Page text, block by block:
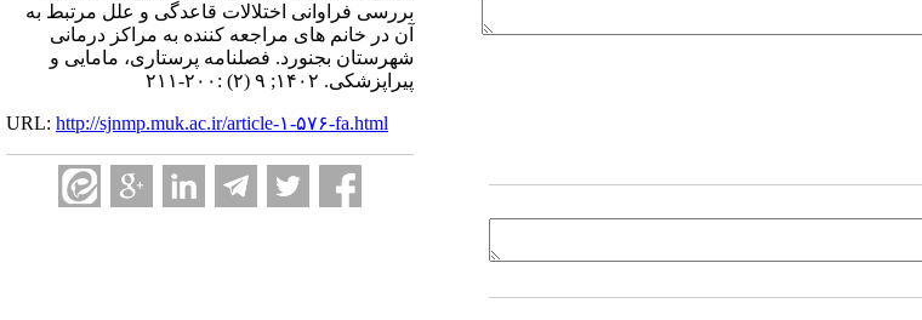
بررسی فراوانی اختلالات قاعدگی و علل مرتبط به
آن در خانم های مراجعه کننده به مراکز درمانی
شهرستان بجنورد. فصلنامه پرستاری، مامایی و
پیراپزشکی. ۱۴۰۲; ۹ (۲) :۲۰۰-۲۱۱
URL: http://sjnmp.muk.ac.ir/article-۱-۵۷۶-fa.html